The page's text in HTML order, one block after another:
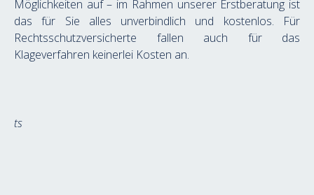
Möglichkeiten auf – im Rahmen unserer Erstberatung ist
das für Sie alles unverbindlich und kostenlos. Für
Rechtsschutzversicherte fallen auch für das
Klageverfahren keinerlei Kosten an.
ts